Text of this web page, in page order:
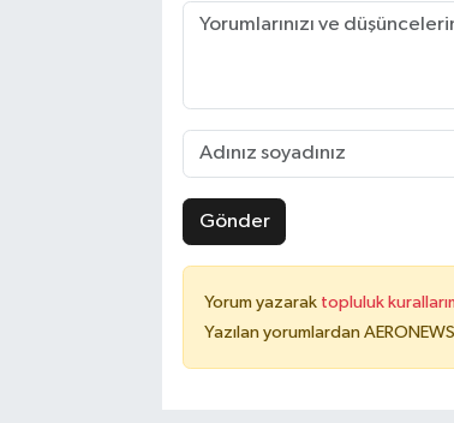
Gönder
Yorum yazarak topluluk
Yazılan yorumlardan